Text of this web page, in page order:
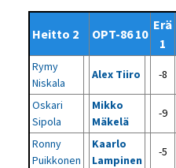
Heitto 2 OPT-86 10
Erä
1
Rymy
Niskala
Alex Tiiro -8
Oskari
Sipola
Mikko
Mäkelä
-9
Ronny
Puikkonen
Kaarlo
Lampinen
-5